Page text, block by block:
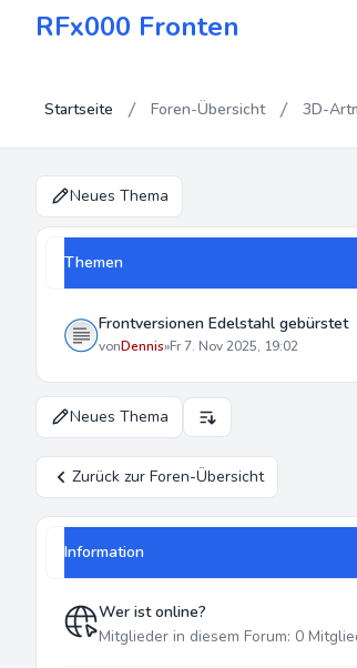
RFx000 Fronten
Startseite Foren-Übersicht 3D-
Neues Thema
Themen
Frontversionen Edelstahl gebürstet
vonDennis»Fr 7. Nov 2025, 19:02
Neues Thema Anzeige- und
Zurück zur Foren-Übersicht
Information
Wer ist online?
Mitglieder in diesem Forum: 0